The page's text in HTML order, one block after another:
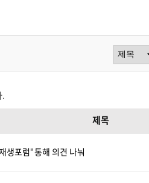
검
.
제목
생포럼" 통해 의견 나눠